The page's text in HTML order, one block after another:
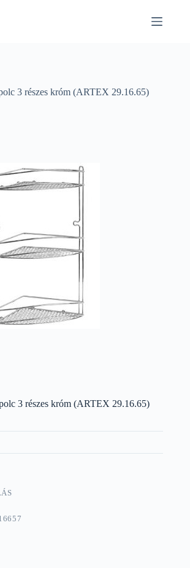
3 részes króm (ARTEX 29.16.65)
3 részes króm (ARTEX 29.16.65)